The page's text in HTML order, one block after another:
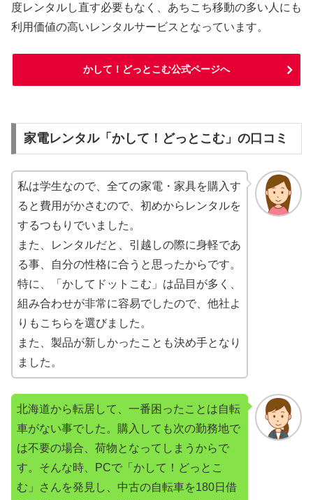
度レンタルし直す必要もなく、あちこち移動の多い人にも
利用価値の高いレンタルサービスとなっています。
かして！どっとこむ公式ページへ
家電レンタル「かして！どっとこむ」の口コミ
私は学生なので、全ての家電・家具を購入す
ると費用がかさむので、初めからレンタルを
するつもりでいました。
また、レンタルだと、引越しの際に身軽であ
る事、自分の性格に合うと思ったからです。
特に、「かしてドットこむ」は品目が多く、
組み合わせが非常に容易でしたので、他社よ
りもこちらを選びました。
また、製品が新しかったことも決め手となり
ました。
北海道から転居して、一番困ったことは自転
車がない事でした。購入しても次の勤務地で
は不要の場合、荷物となってしまうからで
す。そんな時、PCで「かして！どっとこ
む」さんを発見し、中古の自転車を180日借